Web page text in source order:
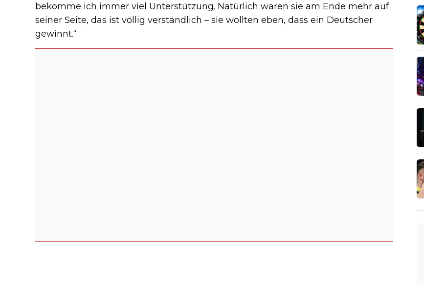
bekomme ich immer viel Unterstützung. Natürlich waren sie am Ende mehr auf
seiner Seite, das ist völlig verständlich – sie wollten eben, dass ein Deutscher
gewinnt.“